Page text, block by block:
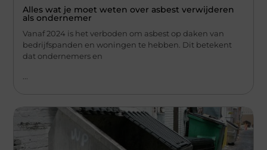
Alles wat je moet weten over asbest verwijderen
als ondernemer
Vanaf 2024 is het verboden om asbest op daken van
bedrijfspanden en woningen te hebben. Dit betekent
dat ondernemers en